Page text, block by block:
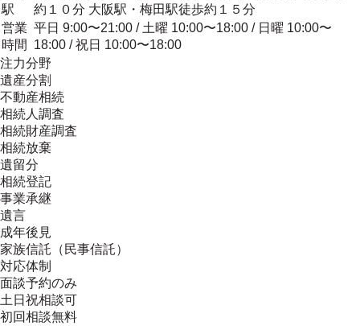
駅
約１０分 大阪駅・梅田駅徒歩約１５分
営業
時間
平日 9:00〜21:00 / 土曜 10:00〜18:00 / 日曜 10:00〜
18:00 / 祝日 10:00〜18:00
注力分野
遺産分割
不動産相続
相続人調査
相続財産調査
相続放棄
遺留分
相続登記
事業承継
遺言
成年後見
家族信託（民事信託）
対応体制
面談予約のみ
土日祝相談可
初回相談無料